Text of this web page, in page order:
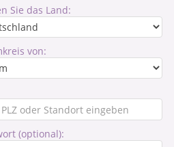
Sie das Land:
von:
(optional):